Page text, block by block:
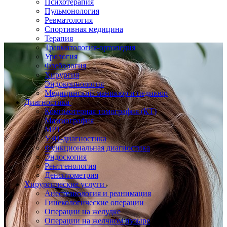
Психотерапия
Пульмонология
Ревматология
Спортивная медицина
Терапия
Травматология-ортопедия
Урология
Флебология
Хирургия
Эндокринология
Медицинский маникюр и педикюр
Диагностика
Компьютерная томография (КТ)
Маммография
МРТ
УЗИ-диагностика
Функциональная диагностика
Эндоскопия
Рентгенология
Денситометрия
Хирургические услуги
Анестезиология и реанимация
Гинекологические операции
Операции на желудке
Операции на желчном пузыре